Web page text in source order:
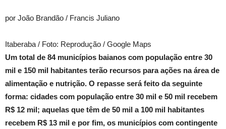
por João Brandão / Francis Juliano
Itaberaba / Foto: Reprodução / Google Maps
Um total de 84 municípios baianos com população entre 30
mil e 150 mil habitantes terão recursos para ações na área de
alimentação e nutrição. O repasse será feito da seguinte
forma: cidades com população entre 30 mil e 50 mil recebem
R$ 12 mil; aquelas que têm de 50 mil a 100 mil habitantes
recebem R$ 13 mil e por fim, os municípios com contingente